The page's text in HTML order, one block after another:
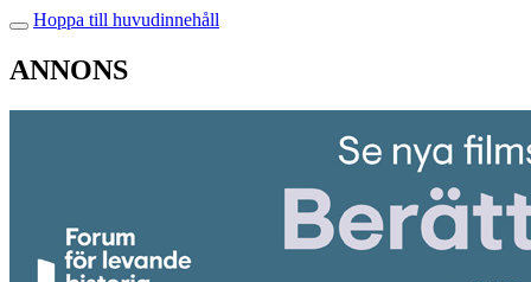
Hoppa till huvudinnehåll
ANNONS